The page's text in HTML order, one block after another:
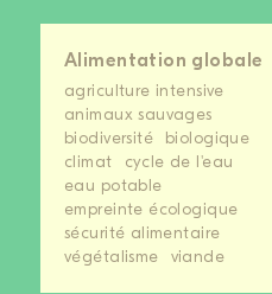
Alimentation globale
agriculture intensive
animaux sauvages
biodiversité
biologique
climat
cycle de l'eau
eau potable
empreinte écologique
sécurité alimentaire
végétalisme
viande